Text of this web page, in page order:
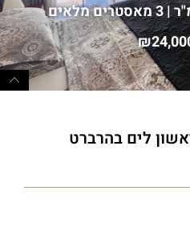
לים בהרברט